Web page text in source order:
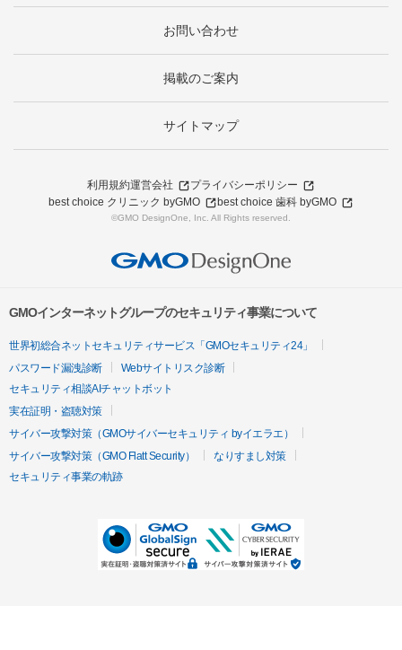
お問い合わせ
掲載のご案内
サイトマップ
利用規約運営会社
プライバシーポリシー
best choice クリニック byGMO
best choice 歯科 byGMO
©GMO DesignOne, Inc. All Rights reserved.
GMOインターネットグループのセキュリティ事業について
世界初総合ネットセキュリティサービス「GMOセキュリティ24」
パスワード漏洩診断
Webサイトリスク診断
セキュリティ相談AIチャットボット
実在証明・盗聴対策
サイバー攻撃対策（GMOサイバーセキュリティ byイエラエ）
サイバー攻撃対策（GMO Flatt Security）
なりすまし対策
セキュリティ事業の軌跡